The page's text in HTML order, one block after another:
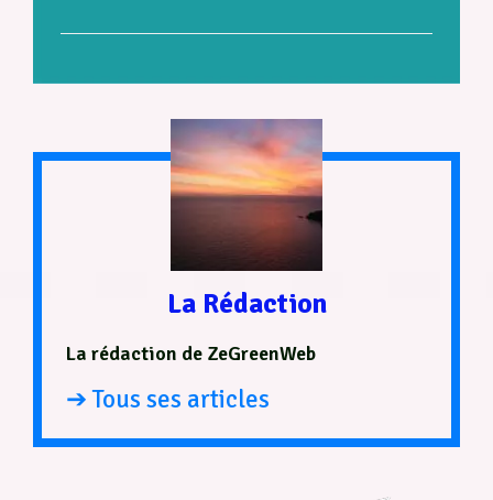
La Rédaction
La rédaction de ZeGreenWeb
➔ Tous ses articles